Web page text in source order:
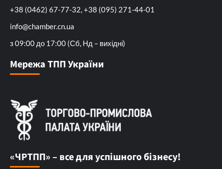
+38 (0462) 67-77-32, +38 (095) 271-44-01
info@chamber.cn.ua
з 09:00 до 17:00 (Сб, Нд – вихідні)
Мережа ТПП України
«ЧРТПП» – все для успішного бізнесу!